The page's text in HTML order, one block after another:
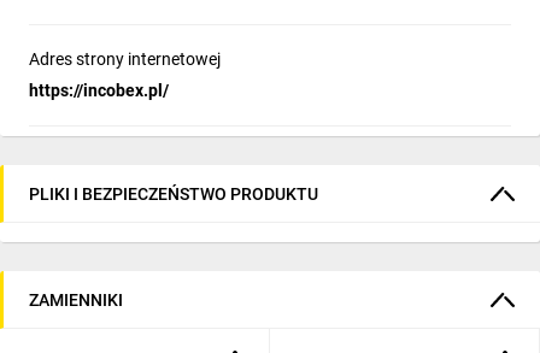
Adres strony internetowej
https://incobex.pl/
PLIKI I BEZPIECZEŃSTWO PRODUKTU
ZAMIENNIKI